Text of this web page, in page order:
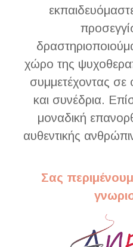
χώρο της
συμμετέχοντας σε
και συνέδρια.
μοναδική
αυθεντικής
Σας